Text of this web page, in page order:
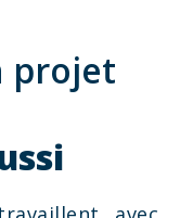
projet